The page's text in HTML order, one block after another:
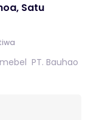
Satu
PT. Bauhao